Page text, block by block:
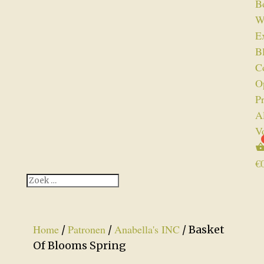
€
Home/Patronen/Anabella's INC / Basket
Of Blooms Spring